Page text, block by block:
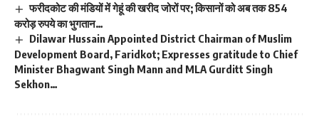
फरीदकोट की मंडियों में गेहूं की खरीद जोरों पर; किसानों को अब तक 854
करोड़ रुपये का भुगतान…
Dilawar Hussain Appointed District Chairman of Muslim
Development Board, Faridkot; Expresses gratitude to Chief
Minister Bhagwant Singh Mann and MLA Gurditt Singh
Sekhon…